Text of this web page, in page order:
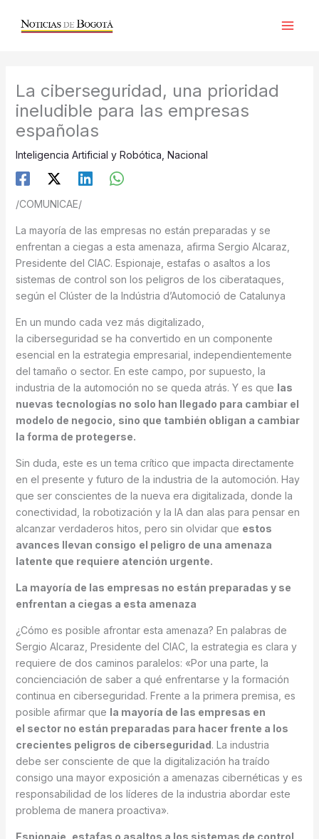
La ciberseguridad, una prioridad
ineludible para las empresas
españolas
Inteligencia Artificial y Robótica Nacional
/COMUNICAE/
La mayoría de las empresas no están preparadas y se
enfrentan a ciegas a esta amenaza, afirma Sergio Alcaraz,
Presidente del CIAC. Espionaje, estafas o asaltos a los
sistemas de control son los peligros de los ciberataques,
según el Clúster de la Indústria d’Automoció de Catalunya
En un mundo cada vez más digitalizado,
la ciberseguridad se ha convertido en un componente
esencial en la estrategia empresarial, independientemente
del tamaño o sector. En este campo, por supuesto, la
industria de la automoción no se queda atrás. Y es que las
nuevas tecnologías no solo han llegado para cambiar el
modelo de negocio, sino que también obligan a cambiar
la forma de protegerse.
Sin duda, este es un tema crítico que impacta directamente
en el presente y futuro de la industria de la automoción. Hay
que ser conscientes de la nueva era digitalizada, donde la
conectividad, la robotización y la IA dan alas para pensar en
alcanzar verdaderos hitos, pero sin olvidar que estos
avances llevan consigo el peligro de una amenaza
latente que requiere atención urgente.
La mayoría de las empresas no están preparadas y se
enfrentan a ciegas a esta amenaza
¿Cómo es posible afrontar esta amenaza? En palabras de
Sergio Alcaraz, Presidente del CIAC, la estrategia es clara y
requiere de dos caminos paralelos: «Por una parte, la
concienciación de saber a qué enfrentarse y la formación
continua en ciberseguridad. Frente a la primera premisa, es
posible afirmar que la mayoría de las empresas en
el sector no están preparadas para hacer frente a los
crecientes peligros de ciberseguridad. La industria
debe ser consciente de que la digitalización ha traído
consigo una mayor exposición a amenazas cibernéticas y es
responsabilidad de los líderes de la industria abordar este
problema de manera proactiva».